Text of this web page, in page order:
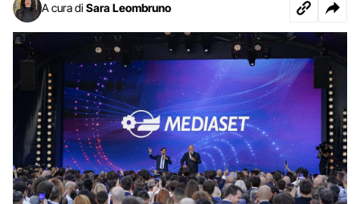
A cura di Sara Leombruno